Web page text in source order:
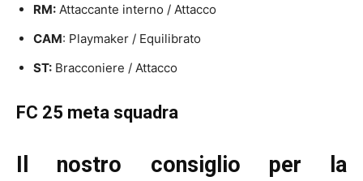
RM: Attaccante interno / Attacco
CAM: Playmaker / Equilibrato
ST: Bracconiere / Attacco
FC 25 meta squadra
Il nostro consiglio per la